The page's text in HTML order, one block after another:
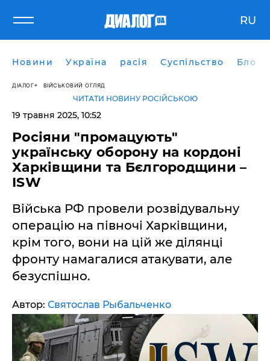
RU
Новини Україна расія Суспільство Блоги
ДІАЛОГ ВІЙСЬКОВИЙ ОГЛЯД
ЧИТАТИ НОВИНУ РОСІЙСЬКОЮ
19 травня 2025, 10:52
Росіяни "промацують"
українську оборону на кордоні
Харківщини та Бєлгородщини –
ISW
Війська РФ провели розвідувальну
операцію на півночі Харківщини,
крім того, вони на цій же ділянці
фронту намагалися атакувати, але
безуспішно.
Автор: Святослав Рыбальченко